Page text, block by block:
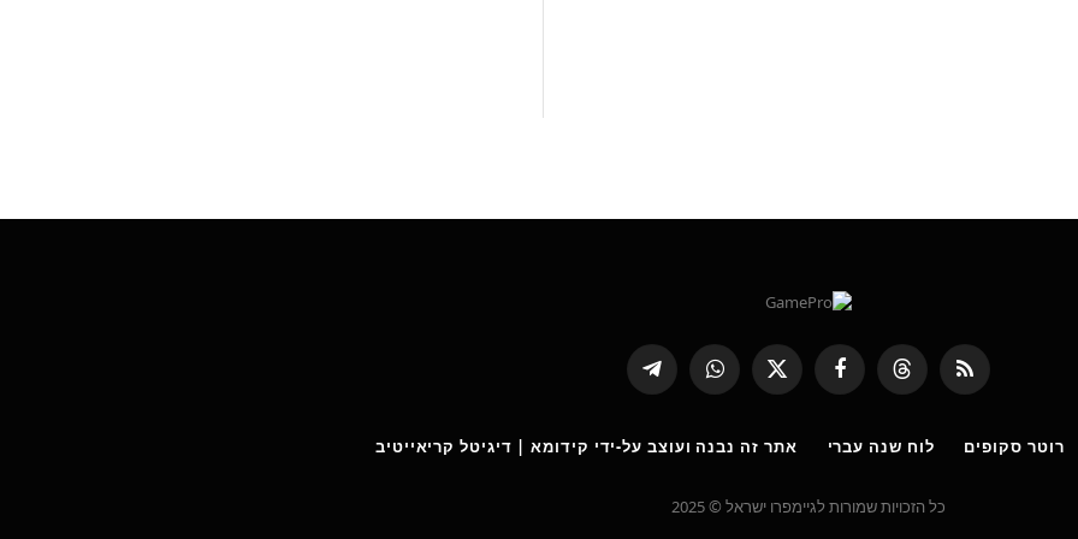
RSS
Threads פייסבוק
X
(טוויטר)
WhatsApp
Telegram
רוטר סקופים לוח שנה עברי אתר זה נבנה ועוצב על-ידי קידומא | דיגיטל קריאייטיב
כל הזכויות שמורות לגיימפרו ישראל © 2025